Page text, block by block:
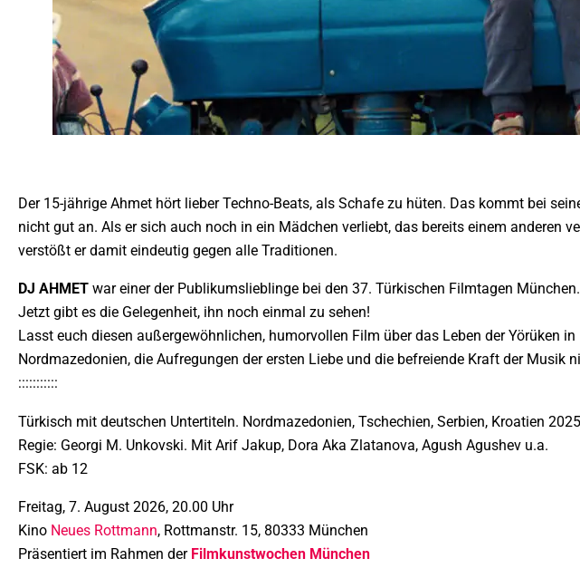
Der 15-jährige Ahmet hört lieber Techno-Beats, als Schafe zu hüten. Das kommt bei
nicht gut an. Als er sich auch noch in ein Mädchen verliebt, das bereits einem anderen
verstößt er damit eindeutig gegen alle Traditionen.
DJ AHMET war einer der Publikumslieblinge bei den 37. Türkischen Filmtagen München.
Jetzt gibt es die Gelegenheit, ihn noch einmal zu sehen!
Lasst euch diesen außergewöhnlichen, humorvollen Film über das Leben der Yörüken in
Nordmazedonien, die Aufregungen der ersten Liebe und die befreiende Kraft der Musik
:::::::::::
Türkisch mit deutschen Untertiteln. Nordmazedonien, Tschechien, Serbien, Kroatien
Regie: Georgi M. Unkovski. Mit Arif Jakup, Dora Aka Zlatanova, Agush Agushev u.a.
FSK: ab 12
Freitag, 7. August 2026, 20.00 Uhr
Kino Neues Rottmann, Rottmanstr. 15, 80333 München
Präsentiert im Rahmen der Filmkunstwochen München